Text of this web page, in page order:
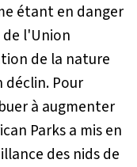
étant en danger
l'Union
de la nature
déclin. Pour
à augmenter
Parks a mis en
des nids de